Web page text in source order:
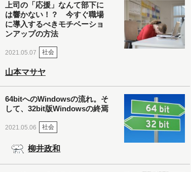
上司の「応援」なんて部下に
は響かない！？ 今すぐ職場
に導入するべきモチベーショ
ンアップの方法
2021.05.07 社会
山本マサヤ
64bitへのWindowsの流れ。そ
して、32bit版Windowsの終焉
2021.05.06 社会
柳井政和